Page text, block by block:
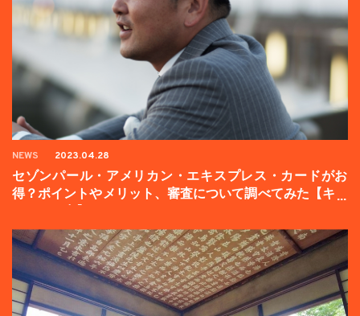
NEWS 2023.04.28
セゾンパール・アメリカン・エキスプレス・カードがお
得？ポイントやメリット、審査について調べてみた【キャ